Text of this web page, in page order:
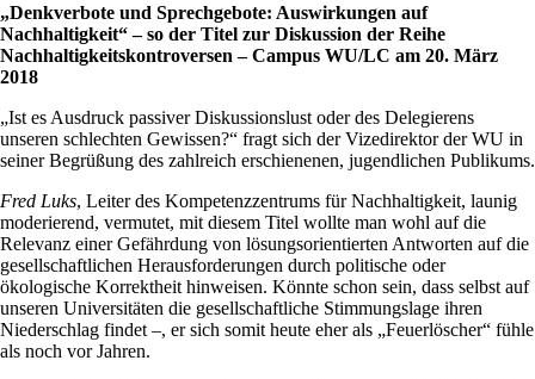
„Denkverbote und Sprechgebote: Auswirkungen auf
Nachhaltigkeit“ – so der Titel zur Diskussion der Reihe
Nachhaltigkeitskontroversen – Campus WU/LC am 20. März
2018
„Ist es Ausdruck passiver Diskussionslust oder des Delegierens
unseren schlechten Gewissen?“ fragt sich der Vizedirektor der WU in
seiner Begrüßung des zahlreich erschienenen, jugendlichen Publikums.
Fred Luks, Leiter des Kompetenzzentrums für Nachhaltigkeit, launig
moderierend, vermutet, mit diesem Titel wollte man wohl auf die
Relevanz einer Gefährdung von lösungsorientierten Antworten auf die
gesellschaftlichen Herausforderungen durch politische oder
ökologische Korrektheit hinweisen. Könnte schon sein, dass selbst auf
unseren Universitäten die gesellschaftliche Stimmungslage ihren
Niederschlag findet –, er sich somit heute eher als „Feuerlöscher“ fühle
als noch vor Jahren.